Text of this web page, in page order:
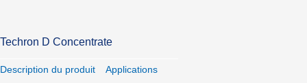
Techron D Concentrate
Description du produit Applications